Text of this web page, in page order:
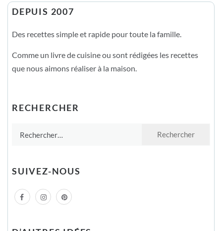
DEPUIS 2007
Des recettes simple et rapide pour toute la famille.
Comme un livre de cuisine ou sont rédigées les recettes
que nous aimons réaliser à la maison.
RECHERCHER
SUIVEZ-NOUS